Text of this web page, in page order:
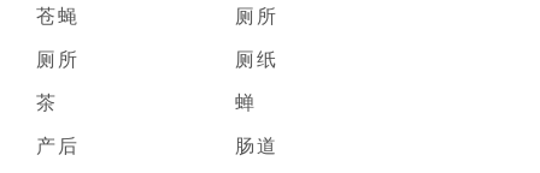
苍蝇
厕所
厕所
厕纸
茶
蝉
产后
肠道